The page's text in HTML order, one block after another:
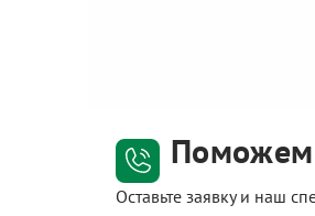
Поможем
Оставьте заявку и наш